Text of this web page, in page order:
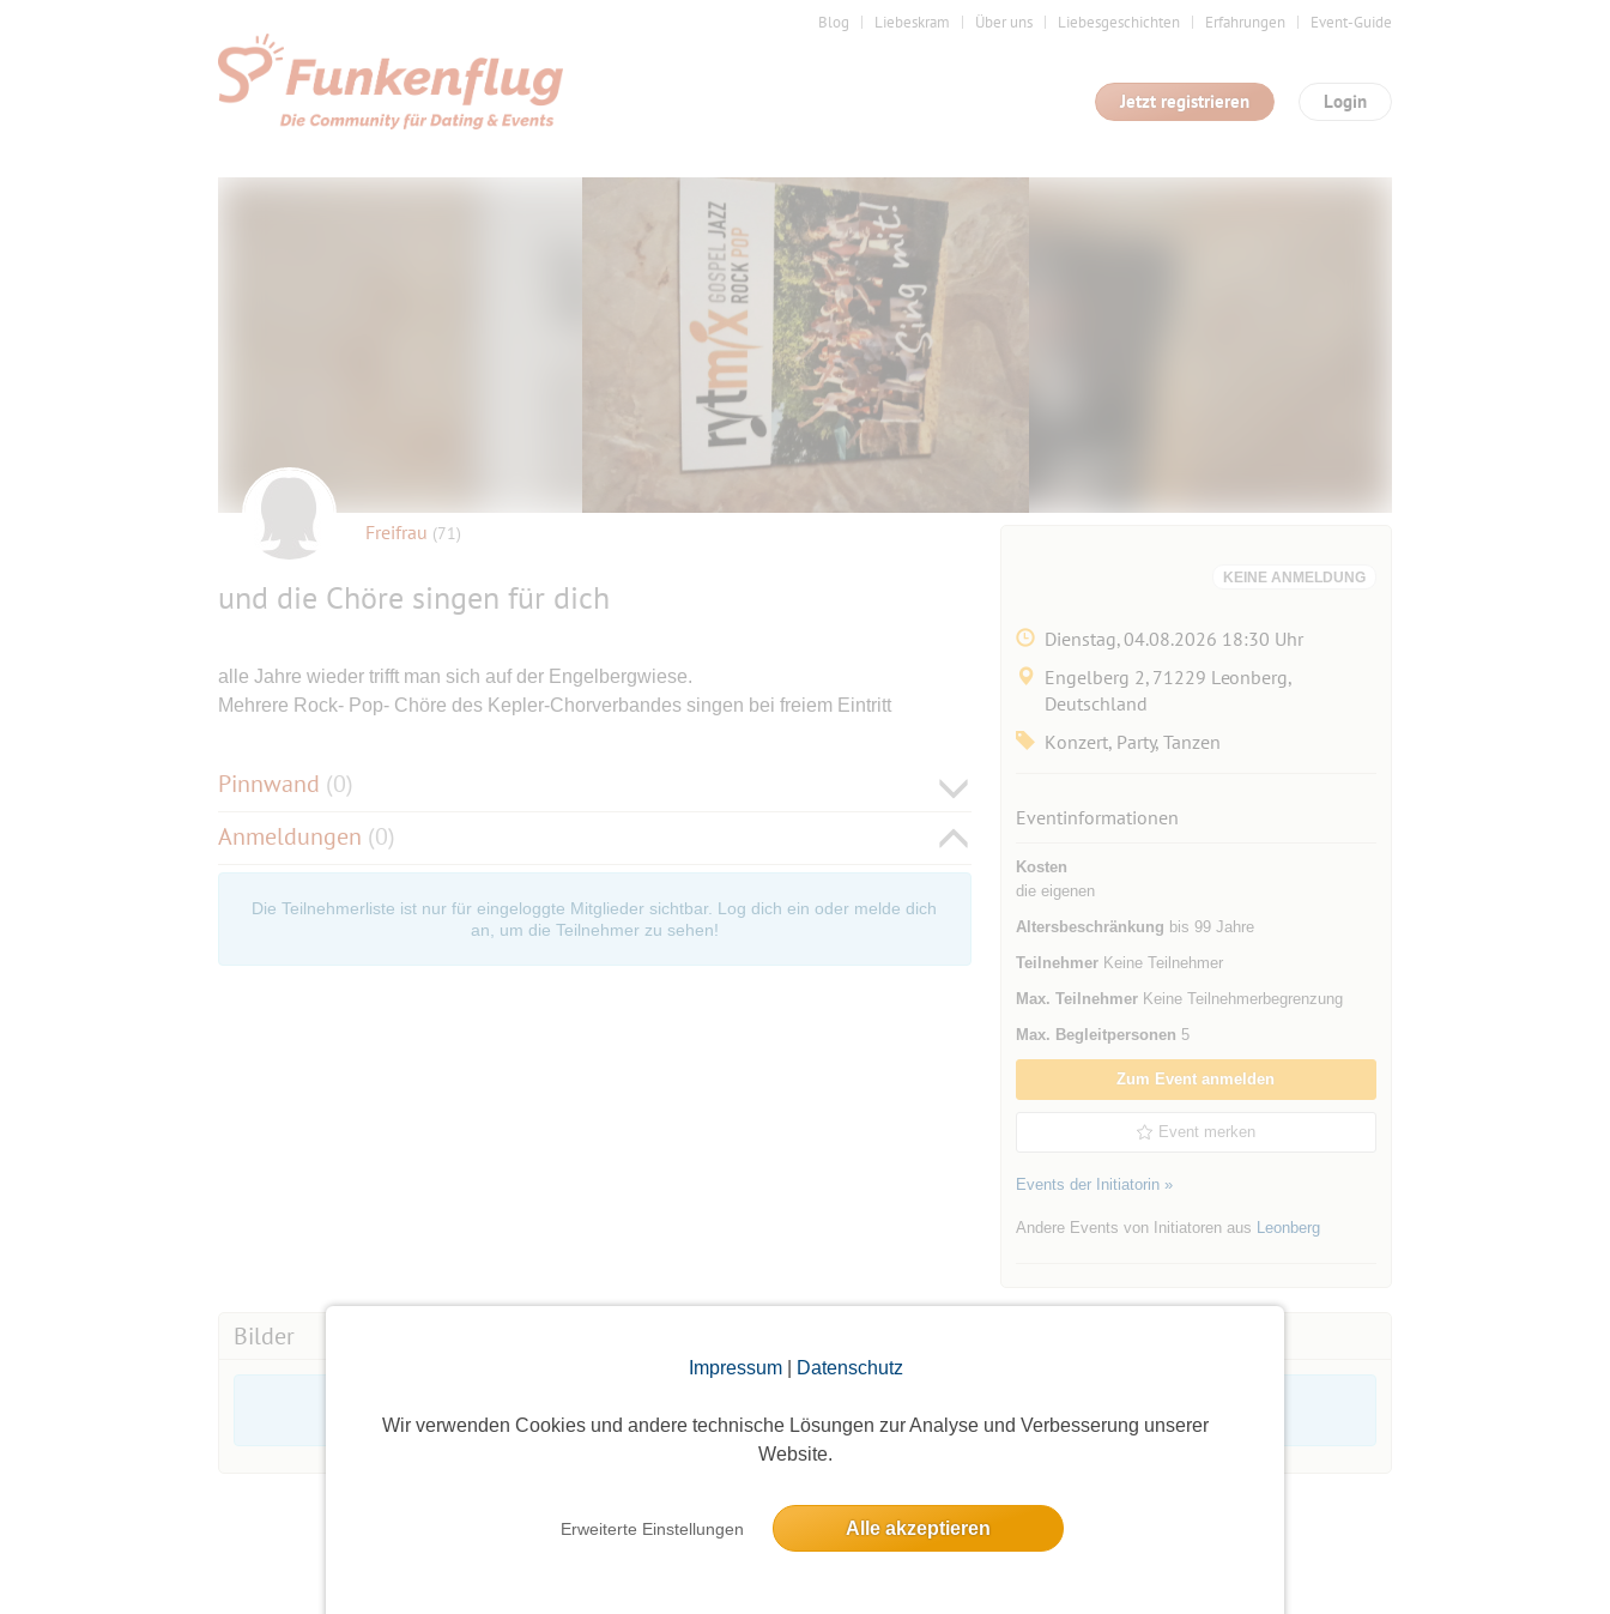
Impressum| Datenschutz
Wir verwenden Cookies und andere technische Lösungen zur Analyse und Verbesserung unserer
Website.
Erweiterte Einstellungen Alle akzeptieren
Blog Liebeskram Über uns Liebesgeschichten Erfahrungen Event-Guide
Login
Jetzt registrieren
Freifrau (71)
und die Chöre singen für dich
alle Jahre wieder trifft man sich auf der Engelbergwiese.
Mehrere Rock- Pop- Chöre des Kepler-Chorverbandes singen bei freiem Eintritt
Pinnwand (0)
Anmeldungen (0)
Die Teilnehmerliste ist nur für eingeloggte Mitglieder sichtbar. Log dich ein oder melde dich
an, um die Teilnehmer zu sehen!
KEINE ANMELDUNG
Dienstag, 04.08.2026 18:30 Uhr
Engelberg 2, 71229 Leonberg,
Deutschland
Konzert, Party, Tanzen
Eventinformationen
Kosten
die eigenen
Altersbeschränkung bis 99 Jahre
TeilnehmerKeine Teilnehmer
Max. TeilnehmerKeine Teilnehmerbegrenzung
Max. Begleitpersonen 5
Zum Event anmelden
Event merken
Events der Initiatorin »
Andere Events von Initiatoren aus Leonberg
Bilder